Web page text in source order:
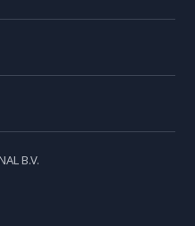
B.V.